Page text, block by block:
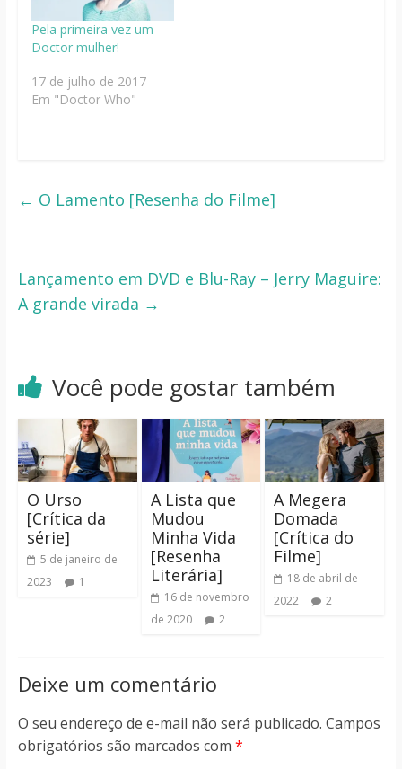
Pela primeira vez um
Doctor mulher!
17 de julho de 2017
Em "Doctor Who"
← O Lamento [Resenha do Filme]
Lançamento em DVD e Blu-Ray – Jerry Maguire:
A grande virada →
Você pode gostar também
O Urso
[Crítica da
série]
5 de janeiro de
2023
1
A Lista que
Mudou
Minha Vida
[Resenha
Literária]
16 de novembro
de 2020
2
A Megera
Domada
[Crítica do
Filme]
18 de abril de
2022
2
Deixe um comentário
O seu endereço de e-mail não será publicado. Campos
obrigatórios são marcados com *